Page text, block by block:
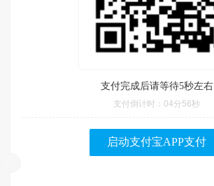
支付完成后请等待5秒左右
支付倒计时： 04分56秒
启动支付宝APP支付